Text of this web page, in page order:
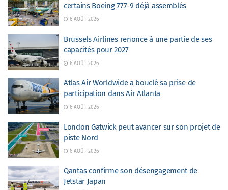
certains Boeing 777-9 déjà assemblés
6 AOÛT 2026
Brussels Airlines renonce à une partie de ses
capacités pour 2027
6 AOÛT 2026
Atlas Air Worldwide a bouclé sa prise de
participation dans Air Atlanta
6 AOÛT 2026
London Gatwick peut avancer sur son projet de
piste Nord
6 AOÛT 2026
Qantas confirme son désengagement de
Jetstar Japan